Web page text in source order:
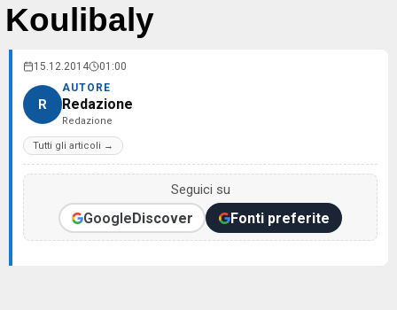
Koulibaly
15.12.2014 01:00
R
AUTORE
Redazione
Redazione
Tutti gli articoli →
Seguici su
GoogleDiscover Fonti preferite